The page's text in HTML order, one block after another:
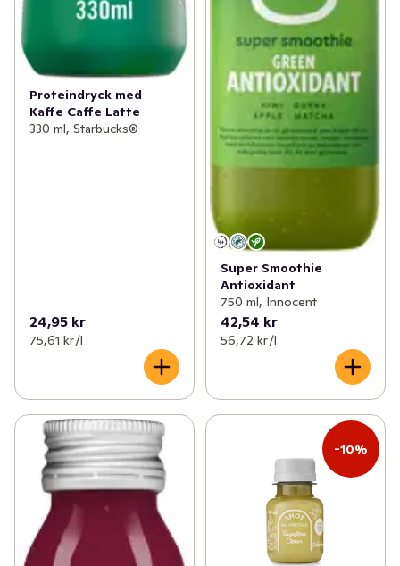
Proteindryck med
Kaffe Caffe Latte
330 ml, Starbucks®
24,95 kr
75,61 kr /l
Super Smoothie
Antioxidant
750 ml, Innocent
42,54 kr
56,72 kr /l
-10%